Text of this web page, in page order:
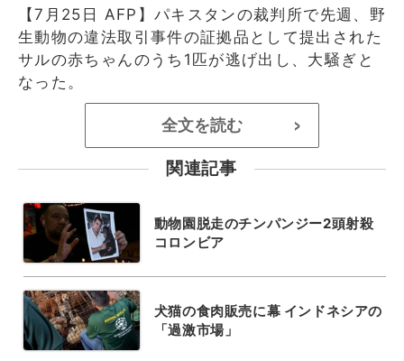
【7月25日 AFP】パキスタンの裁判所で先週、野
生動物の違法取引事件の証拠品として提出された
サルの赤ちゃんのうち1匹が逃げ出し、大騒ぎと
なった。
全文を読む >
関連記事
動物園脱走のチンパンジー2頭射殺
コロンビア
犬猫の食肉販売に幕 インドネシアの
「過激市場」